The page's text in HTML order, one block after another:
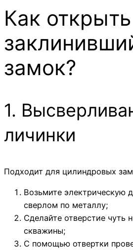
Как открыть
замок?
1.
личинки
Подходит для цилиндровых
Возьмите электрическую
сверлом по металлу;
Сделайте отверстие чуть
скважины;
С помощью отвертки